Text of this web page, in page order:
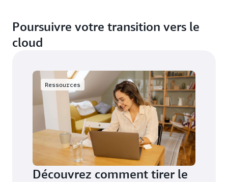
S’inscrire pour regarder
Poursuivre votre transition vers le
cloud
Ressources
Découvrez comment tirer le